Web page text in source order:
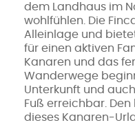
dem Landhaus im
wohlfühlen. Die
Alleinlage und
für einen aktiven
Kanaren und das
Wanderwege
Unterkunft und
Fuß erreichbar.
dieses Kanaren-